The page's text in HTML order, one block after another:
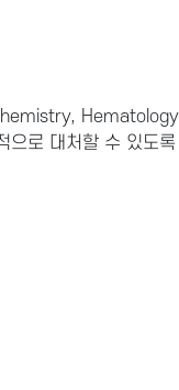
로 대처할 수 있도